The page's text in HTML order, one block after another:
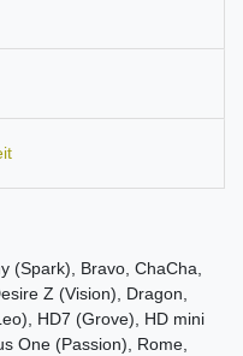
(Spark), Bravo, ChaCha,
Z (Vision), Dragon,
HD7 (Grove), HD mini
One (Passion), Rome,